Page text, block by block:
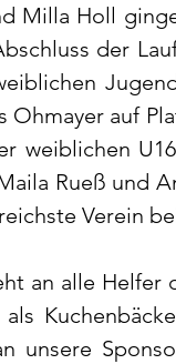
Milla Holl
der
Ohmayer auf
weiblichen
Rueß und
Verein
an alle
unsere